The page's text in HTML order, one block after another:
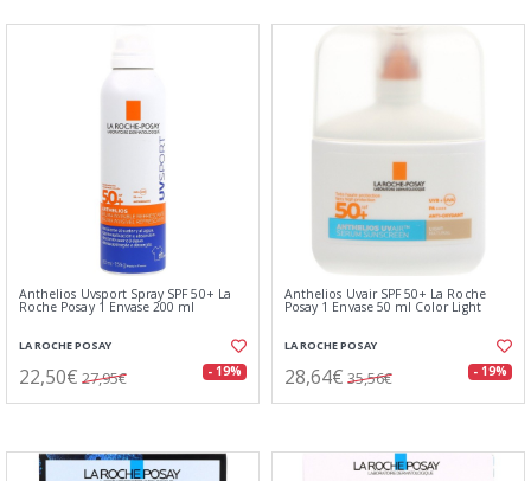
Anthelios Uvsport Spray SPF 50+ La
Roche Posay 1 Envase 200 ml
LA ROCHE POSAY
22,50€ 27,95€ - 19%
Anthelios Uvair SPF 50+ La Roche
Posay 1 Envase 50 ml Color Light
LA ROCHE POSAY
28,64€ 35,56€ - 19%